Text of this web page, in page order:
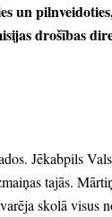
un
drošības
Jēkabpils
tajās.
skolā visus